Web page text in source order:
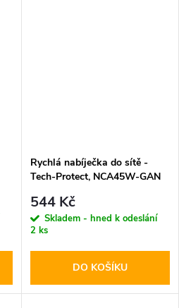
Rychlá nabíječka do sítě -
Tech-Protect, NCA45W-GAN
kabel
544 Kč
Skladem - hned k odeslání
2 ks
DO KOŠÍKU